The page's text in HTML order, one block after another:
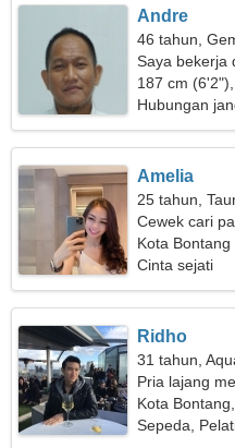
Andre
46 tahun,
Saya bekerja
yang ramah
187 cm
Hubungan
Amelia
25 tahun,
Cewek cari
Kota Bontang
Cinta sejati
Ridho
31 tahun,
Pria lajang
Kota
Sepeda,